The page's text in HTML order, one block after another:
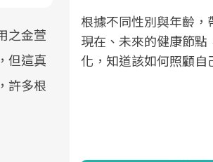
之金萱
但這真
許多根
著國家
與「長
成全民
身健康
運動，
對話，
實際的
根據不同性別與年齡，
現在、未來的健康節點
化，知道該如何照顧自